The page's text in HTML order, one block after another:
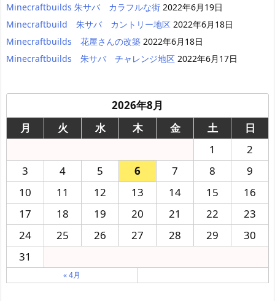
Minecraftbuilds 朱サバ カラフルな街 2022年6月19日
Minecraftbuild 朱サバ カントリー地区 2022年6月18日
Minecraftbuilds 花屋さんの改築 2022年6月18日
Minecraftbuilds 朱サバ チャレンジ地区 2022年6月17日
2026年8月
月
火 水 木 金 土
日
1
2
3
4 5 6 7 8
9
10
11 12 13 14 15
16
17
18 19 20 21 22
23
24
25 26 27 28 29
30
31
« 4月